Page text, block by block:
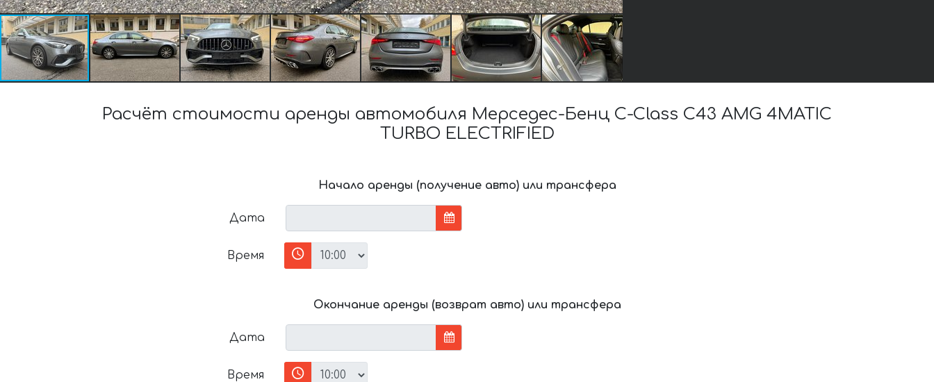
Расчёт стоимости аренды автомобиля Мерседес-Бенц C-Class C43 AMG 4MATIC
TURBO ELECTRIFIED
Начало аренды (получение авто) или трансфера
Дата
Время
Окончание аренды (возврат авто) или трансфера
Дата
Время